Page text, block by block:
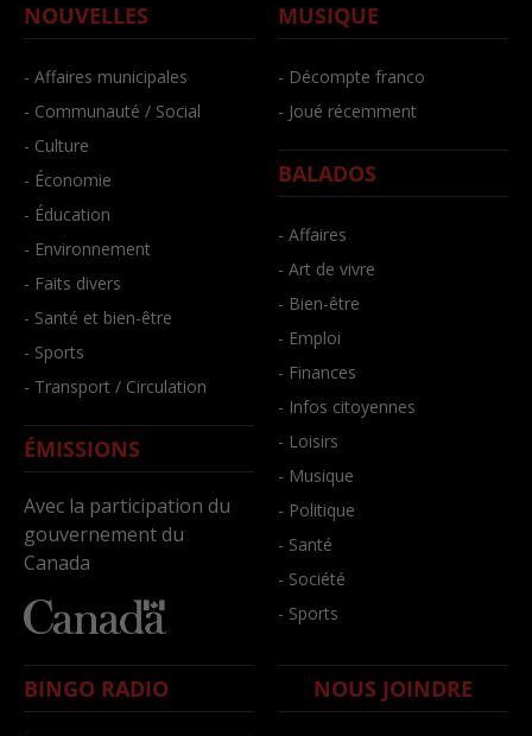
NOUVELLES
- Affaires municipales
- Communauté / Social
- Culture
- Économie
- Éducation
- Environnement
- Faits divers
- Santé et bien-être
- Sports
- Transport / Circulation
ÉMISSIONS
Avec la participation du
gouvernement du
Canada
MUSIQUE
- Décompte franco
- Joué récemment
BALADOS
- Affaires
- Art de vivre
- Bien-être
- Emploi
- Finances
- Infos citoyennes
- Loisirs
- Musique
- Politique
- Santé
- Société
- Sports
BINGO RADIO NOUS JOINDRE